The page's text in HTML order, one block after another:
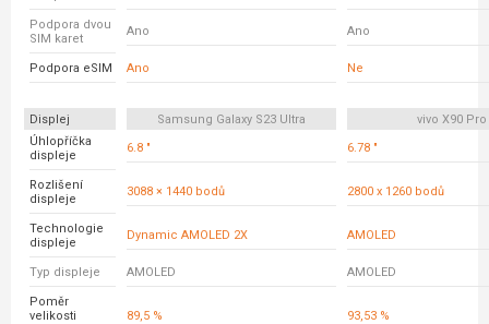
Podpora dvou
SIM karet
Ano Ano
Podpora eSIM Ano Ne
Displej Samsung Galaxy S23 Ultra
vivo X90 Pro
Úhlopříčka
displeje
6.8 " 6.78 "
Rozlišení
displeje
3088 × 1440 bodů 2800 x 1260 bodů
Technologie
displeje
Dynamic AMOLED 2X AMOLED
Typ displeje AMOLED AMOLED
Poměr
velikosti
89,5 % 93,53 %